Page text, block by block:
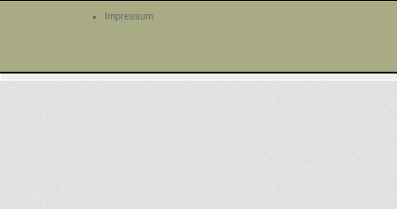
Impressum